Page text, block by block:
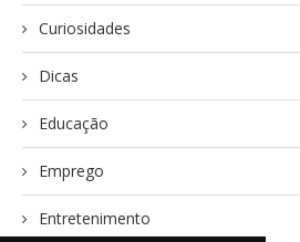
Curiosidades
Dicas
Educação
Emprego
Entretenimento